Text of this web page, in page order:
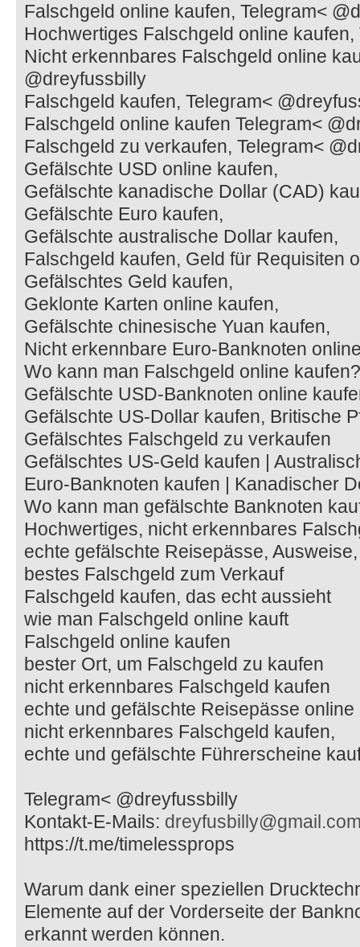
Falschgeld online kaufen, Telegram<
Hochwertiges Falschgeld online
Nicht erkennbares Falschgeld online
@dreyfussbilly
Falschgeld kaufen, Telegram<
Falschgeld online kaufen Telegram<
Falschgeld zu verkaufen, Telegram<
Gefälschte USD online kaufen,
Gefälschte kanadische Dollar (CAD)
Gefälschte Euro kaufen,
Gefälschte australische Dollar kaufen,
Falschgeld kaufen, Geld für Requisiten
Gefälschtes Geld kaufen,
Geklonte Karten online kaufen,
Gefälschte chinesische Yuan kaufen,
Nicht erkennbare Euro-Banknoten
Wo kann man Falschgeld online kaufen?
Gefälschte USD-Banknoten online
Gefälschte US-Dollar kaufen, Britische
Gefälschtes Falschgeld zu verkaufen
Gefälschtes US-Geld kaufen |
Euro-Banknoten kaufen | Kanadischer
Wo kann man gefälschte Banknoten
Hochwertiges, nicht erkennbares
echte gefälschte Reisepässe,
bestes Falschgeld zum Verkauf
Falschgeld kaufen, das echt aussieht
wie man Falschgeld online kauft
Falschgeld online kaufen
bester Ort, um Falschgeld zu kaufen
nicht erkennbares Falschgeld kaufen
echte und gefälschte Reisepässe online
nicht erkennbares Falschgeld kaufen,
echte und gefälschte Führerscheine
Telegram< @dreyfussbilly
Kontakt-E-Mails:
https://t.me/timelessprops
Warum dank einer speziellen
Elemente auf der Vorderseite der
erkannt werden können.